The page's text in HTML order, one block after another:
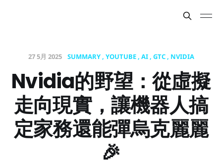
27 5月 2025 SUMMARY YOUTUBE AI GTC NVIDIA
Nvidia的野望：從虛擬
走向現實，讓機器人搞
定家務還能彈烏克麗麗
🎉